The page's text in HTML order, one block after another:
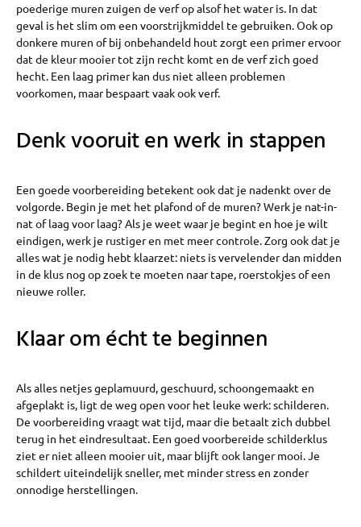
poederige muren zuigen de verf op alsof het water is. In dat
geval is het slim om een voorstrijkmiddel te gebruiken. Ook op
donkere muren of bij onbehandeld hout zorgt een primer ervoor
dat de kleur mooier tot zijn recht komt en de verf zich goed
hecht. Een laag primer kan dus niet alleen problemen
voorkomen, maar bespaart vaak ook verf.
Denk vooruit en werk in stappen
Een goede voorbereiding betekent ook dat je nadenkt over de
volgorde. Begin je met het plafond of de muren? Werk je nat-in-
nat of laag voor laag? Als je weet waar je begint en hoe je wilt
eindigen, werk je rustiger en met meer controle. Zorg ook dat je
alles wat je nodig hebt klaarzet: niets is vervelender dan midden
in de klus nog op zoek te moeten naar tape, roerstokjes of een
nieuwe roller.
Klaar om écht te beginnen
Als alles netjes geplamuurd, geschuurd, schoongemaakt en
afgeplakt is, ligt de weg open voor het leuke werk: schilderen.
De voorbereiding vraagt wat tijd, maar die betaalt zich dubbel
terug in het eindresultaat. Een goed voorbereide schilderklus
ziet er niet alleen mooier uit, maar blijft ook langer mooi. Je
schildert uiteindelijk sneller, met minder stress en zonder
onnodige herstellingen.